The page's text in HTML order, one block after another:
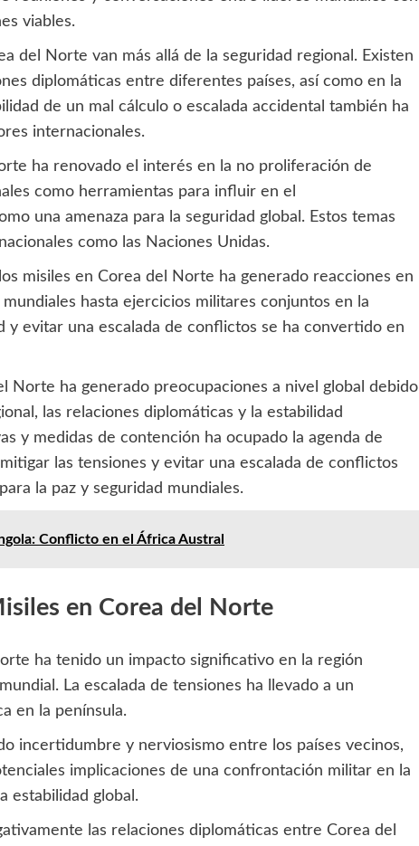
viables.
del Norte van más allá de la seguridad regional. Existen
diplomáticas entre diferentes países, así como en la
de un mal cálculo o escalada accidental también ha
internacionales.
ha renovado el interés en la no proliferación de
como herramientas para influir en el
una amenaza para la seguridad global. Estos temas
como las Naciones Unidas.
misiles en Corea del Norte ha generado reacciones en
hasta ejercicios militares conjuntos en la
y evitar una escalada de conflictos se ha convertido en
Norte ha generado preocupaciones a nivel global debido
las relaciones diplomáticas y la estabilidad
y medidas de contención ha ocupado la agenda de
las tensiones y evitar una escalada de conflictos
la paz y seguridad mundiales.
Conflicto en el África Austral
en Corea del Norte
ha tenido un impacto significativo en la región
La escalada de tensiones ha llevado a un
en la península.
incertidumbre y nerviosismo entre los países vecinos,
implicaciones de una confrontación militar en la
estabilidad global.
las relaciones diplomáticas entre Corea del